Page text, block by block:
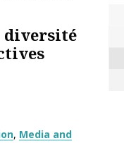
diversité
Media and